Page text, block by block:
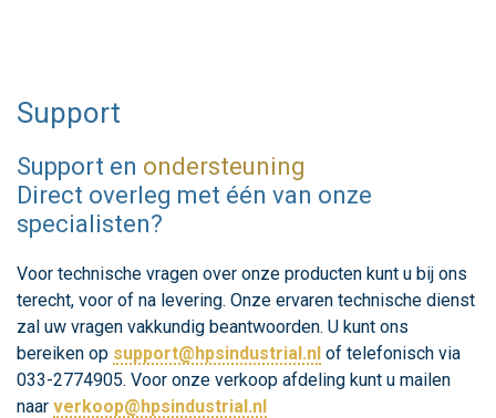
Support
Support en ondersteuning
Direct overleg met één van onze
specialisten?
Voor technische vragen over onze producten kunt u bij ons
terecht, voor of na levering. Onze ervaren technische dienst
zal uw vragen vakkundig beantwoorden. U kunt ons
bereiken op support@hpsindustrial.nl of telefonisch via
033-2774905. Voor onze verkoop afdeling kunt u mailen
naar verkoop@hpsindustrial.nl